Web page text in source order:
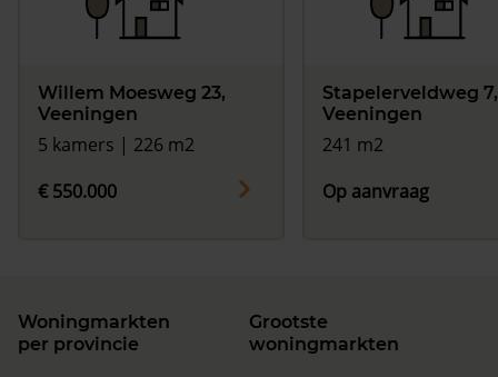
Willem Moesweg 23,
Veeningen
5 kamers | 226 m2
€ 550.000
Stapelerveldweg 7,
Veeningen
241 m2
Op aanvraag
Woningmarkten
per provincie
Grootste
woningmarkten